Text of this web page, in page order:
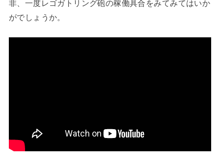
非、一度レゴガトリング砲の稼働具合をみてみてはいか
がでしょうか。